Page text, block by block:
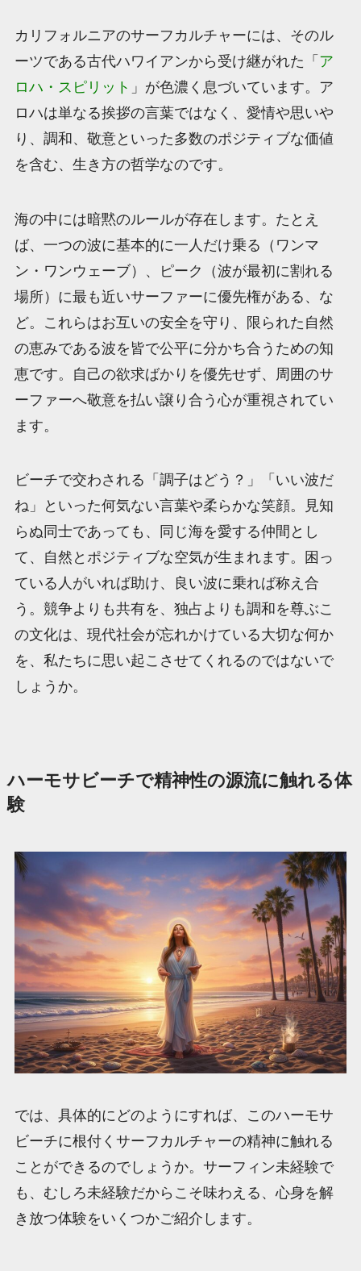
カリフォルニアのサーフカルチャーには、そのル
ーツである古代ハワイアンから受け継がれた「 ア
ロハ・スピリット 」が色濃く息づいています。ア
ロハは単なる挨拶の言葉ではなく、愛情や思いや
り、調和、敬意といった多数のポジティブな価値
を含む、生き方の哲学なのです。
海の中には暗黙のルールが存在します。たとえ
ば、一つの波に基本的に一人だけ乗る（ワンマ
ン・ワンウェーブ）、ピーク（波が最初に割れる
場所）に最も近いサーファーに優先権がある、な
ど。これらはお互いの安全を守り、限られた自然
の恵みである波を皆で公平に分かち合うための知
恵です。自己の欲求ばかりを優先せず、周囲のサ
ーファーへ敬意を払い譲り合う心が重視されてい
ます。
ビーチで交わされる「調子はどう？」「いい波だ
ね」といった何気ない言葉や柔らかな笑顔。見知
らぬ同士であっても、同じ海を愛する仲間とし
て、自然とポジティブな空気が生まれます。困っ
ている人がいれば助け、良い波に乗れば称え合
う。競争よりも共有を、独占よりも調和を尊ぶこ
の文化は、現代社会が忘れかけている大切な何か
を、私たちに思い起こさせてくれるのではないで
しょうか。
ハーモサビーチで精神性の源流に触れる体
験
では、具体的にどのようにすれば、このハーモサ
ビーチに根付くサーフカルチャーの精神に触れる
ことができるのでしょうか。サーフィン未経験で
も、むしろ未経験だからこそ味わえる、心身を解
き放つ体験をいくつかご紹介します。